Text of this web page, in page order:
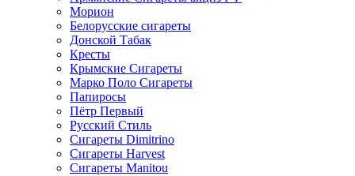
Морион
Белорусские сигареты
Донской Табак
Кресты
Крымские Сигареты
Марко Поло Сигареты
Папиросы
Пётр Первый
Русский Стиль
Сигареты Dimitrino
Сигареты Harvest
Сигареты Manitou